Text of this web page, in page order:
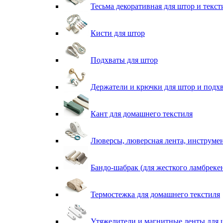
Тесьма декоративная для штор и
Кисти для штор
Подхваты для штор
Держатели и крючки для штор и
Кант для домашнего текстиля
Люверсы, люверсная лента,
Бандо-шабрак (для жесткого
Термостежка для домашнего текстиля
Утяжелители и магнитные ленты для